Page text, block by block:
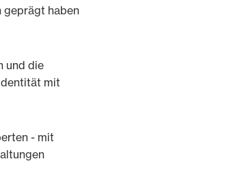
geprägt haben
und die
mit
- mit